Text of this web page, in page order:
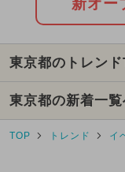
2024年12月
2025年10月の
2025年3月の
2024年8月の
新オー
東京都のトレン
東京都の新着一覧
TOP トレンド イ